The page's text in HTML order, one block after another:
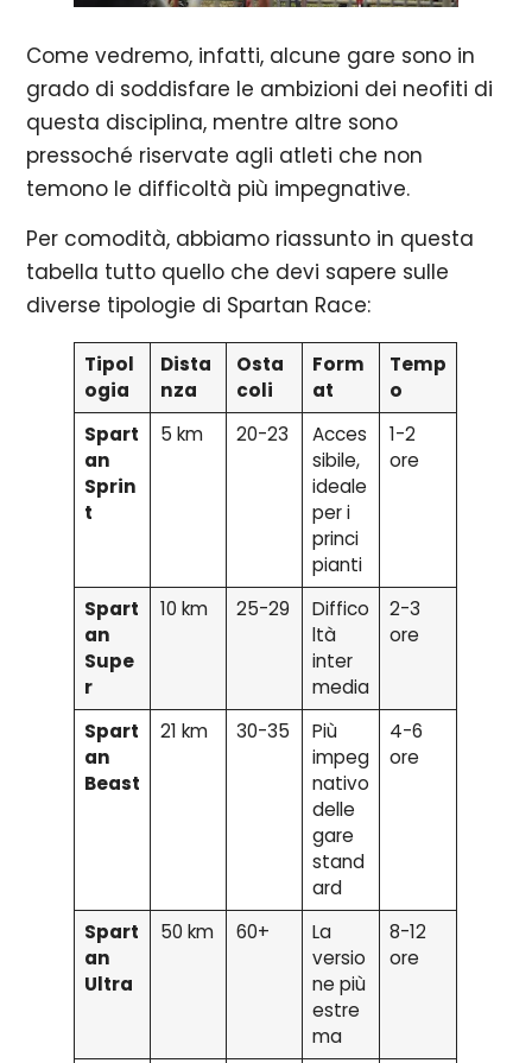
Come vedremo, infatti, alcune gare sono in
grado di soddisfare le ambizioni dei neofiti di
questa disciplina, mentre altre sono
pressoché riservate agli atleti che non
temono le difficoltà più impegnative.
Per comodità, abbiamo riassunto in questa
tabella tutto quello che devi sapere sulle
diverse tipologie di Spartan Race:
Tipol
ogia
Dista
nza
Osta
coli
Form
at
Temp
o
Spart
an
Sprin
t
5 km 20-23
Acces
sibile,
ideale
per i
princi
pianti
1-2
ore
Spart
an
Supe
r
10 km 25-29
Diffico
ltà
inter
media
2-3
ore
Spart
an
Beast
21 km 30-35
Più
impeg
nativo
delle
gare
stand
ard
4-6
ore
Spart
an
Ultra
50 km 60+
La
versio
ne più
estre
ma
8-12
ore